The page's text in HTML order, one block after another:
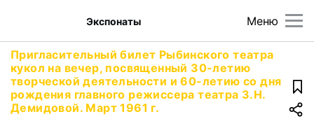
Меню
Экспонаты
Пригласительный билет Рыбинского театра
кукол на вечер, посвященный 30-летию
творческой деятельности и 60-летию со дня
рождения главного режиссера театра З.Н.
Демидовой. Март 1961 г.